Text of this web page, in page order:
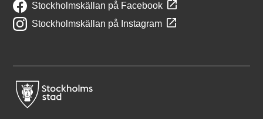
Stockholmskällan på Facebook
Stockholmskällan på Instagram